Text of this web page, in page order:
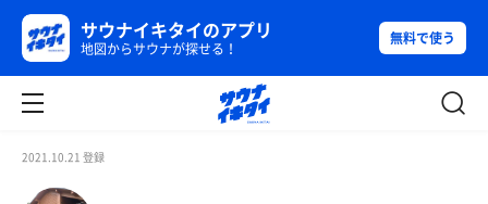
サウナイキタイのアプリ
地図からサウナが探せる！
無料で使う
2021.10.21 登録